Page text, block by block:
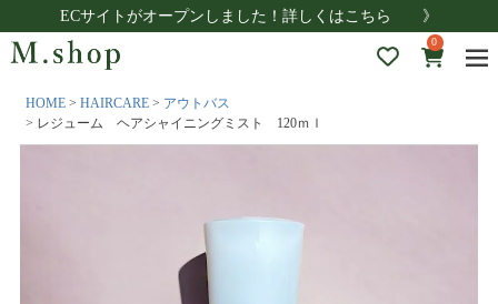
ECサイトがオープンしました！詳しくはこちら 》
0
HOME HAIRCARE
アウトバス
レジューム ヘアシャイニングミスト 120ｍｌ